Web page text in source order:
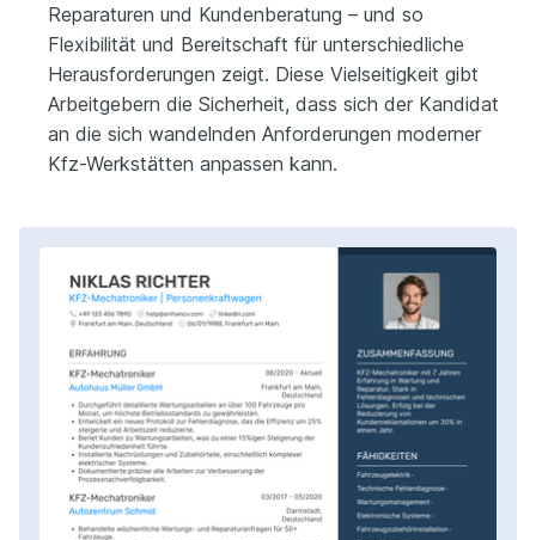
Reparaturen und Kundenberatung – und so
Flexibilität und Bereitschaft für unterschiedliche
Herausforderungen zeigt. Diese Vielseitigkeit gibt
Arbeitgebern die Sicherheit, dass sich der Kandidat
an die sich wandelnden Anforderungen moderner
Kfz-Werkstätten anpassen kann.